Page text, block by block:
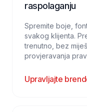
raspolaganju
Spremite boje,
svakog klijenta.
trenutno, bez
provjeravanja
Upravljajte